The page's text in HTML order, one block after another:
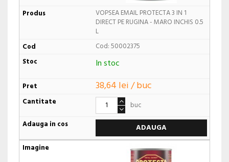
VOPSEA EMAIL PROTECTA 3 IN 1
DIRECT PE RUGINA - MARO INCHIS 0.5
L
Cod: 50002375
In stoc
38,64 lei / buc
buc
ADAUGA